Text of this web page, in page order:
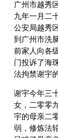
广州市越秀
九年一月二
公安局越秀
到广州市洗
前家人向各
门投诉了海
法拘禁谢宇
谢宇今年三
女，二零零
宇的母亲二
弱，修炼法